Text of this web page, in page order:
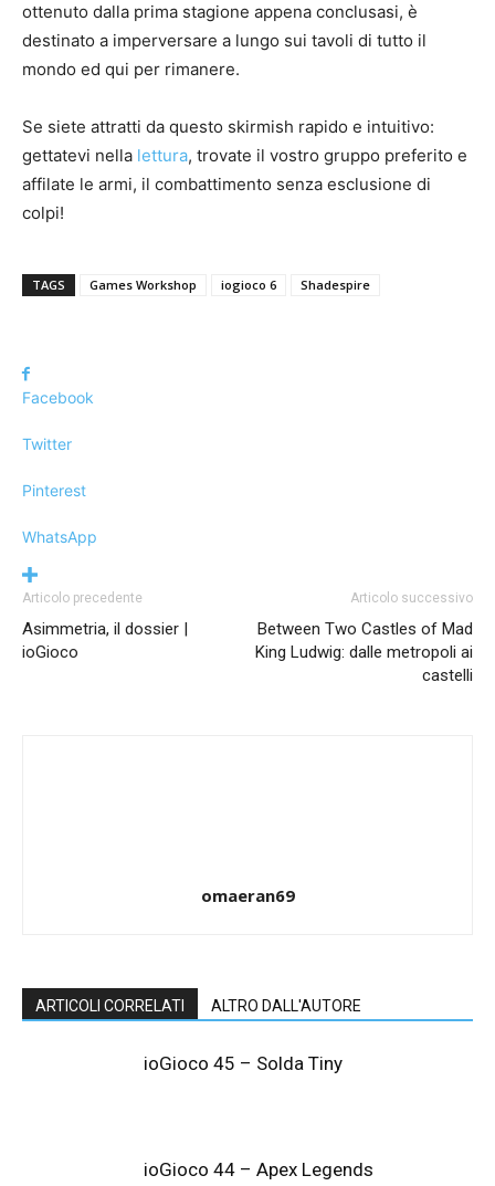
ottenuto dalla prima stagione appena conclusasi, è
destinato a imperversare a lungo sui tavoli di tutto il
mondo ed qui per rimanere.
Se siete attratti da questo skirmish rapido e intuitivo:
gettatevi nella lettura, trovate il vostro gruppo preferito e
affilate le armi, il combattimento senza esclusione di
colpi!
TAGS Games Workshop iogioco 6 Shadespire
Facebook
Twitter
Pinterest
WhatsApp
Articolo precedente
Asimmetria, il dossier |
ioGioco
Articolo successivo
Between Two Castles of Mad
King Ludwig: dalle metropoli ai
castelli
omaeran69
ARTICOLI CORRELATI ALTRO DALL'AUTORE
ioGioco 45 – Solda Tiny
ioGioco 44 – Apex Legends